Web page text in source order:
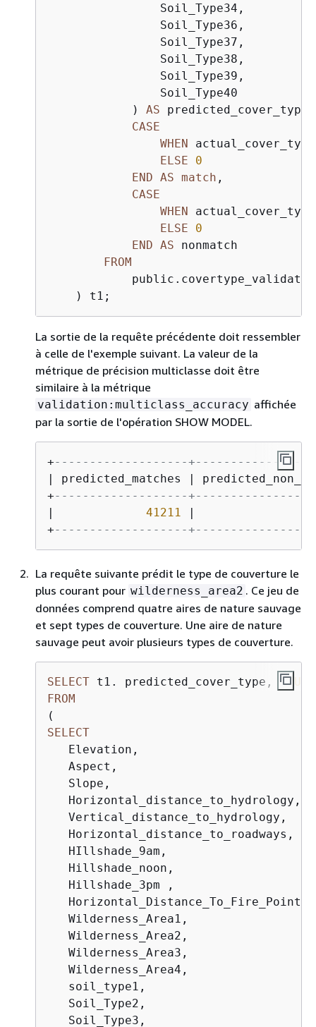
                Soil_Type34,
                Soil_Type36,
                Soil_Type37,
                Soil_Type38,
                Soil_Type39,
                Soil_Type40
            )
AS predicted_cover_type,
CASE
WHEN
ELSE
0
END AS match ,
CASE
WHEN
ELSE
0
END AS nonmatch
FROM
    ) t1;
La sortie de la requête précédente doit ressembler
à celle de l'exemple suivant. La valeur de la
métrique de précision multiclasse doit être
similaire à la métrique
validation:multiclass_accuracy affichée
par la sortie de l'opération SHOW MODEL.
+-------------------
| predicted_matches |
+-------------------
| 41211 |
+-------------------
La requête suivante prédit le type de couverture le
plus courant pour wilderness_area2 . Ce jeu de
données comprend quatre aires de nature sauvage
et sept types de couverture. Une aire de nature
sauvage peut avoir plusieurs types de couverture.
SELECT t1. predicted_cover_type, COUNT
FROM
SELECT
   Elevation,
   Aspect,
   Slope,
   Horizontal_distance_to_hydrology,
   Vertical_distance_to_hydrology,
   Horizontal_distance_to_roadways,
   HIllshade_9am,
   Hillshade_noon,
   Hillshade_3pm ,
   Wilderness_Area1,
   Wilderness_Area2,
   Wilderness_Area3,
   Wilderness_Area4,
   soil_type1,
   Soil_Type2,
   Soil_Type3,